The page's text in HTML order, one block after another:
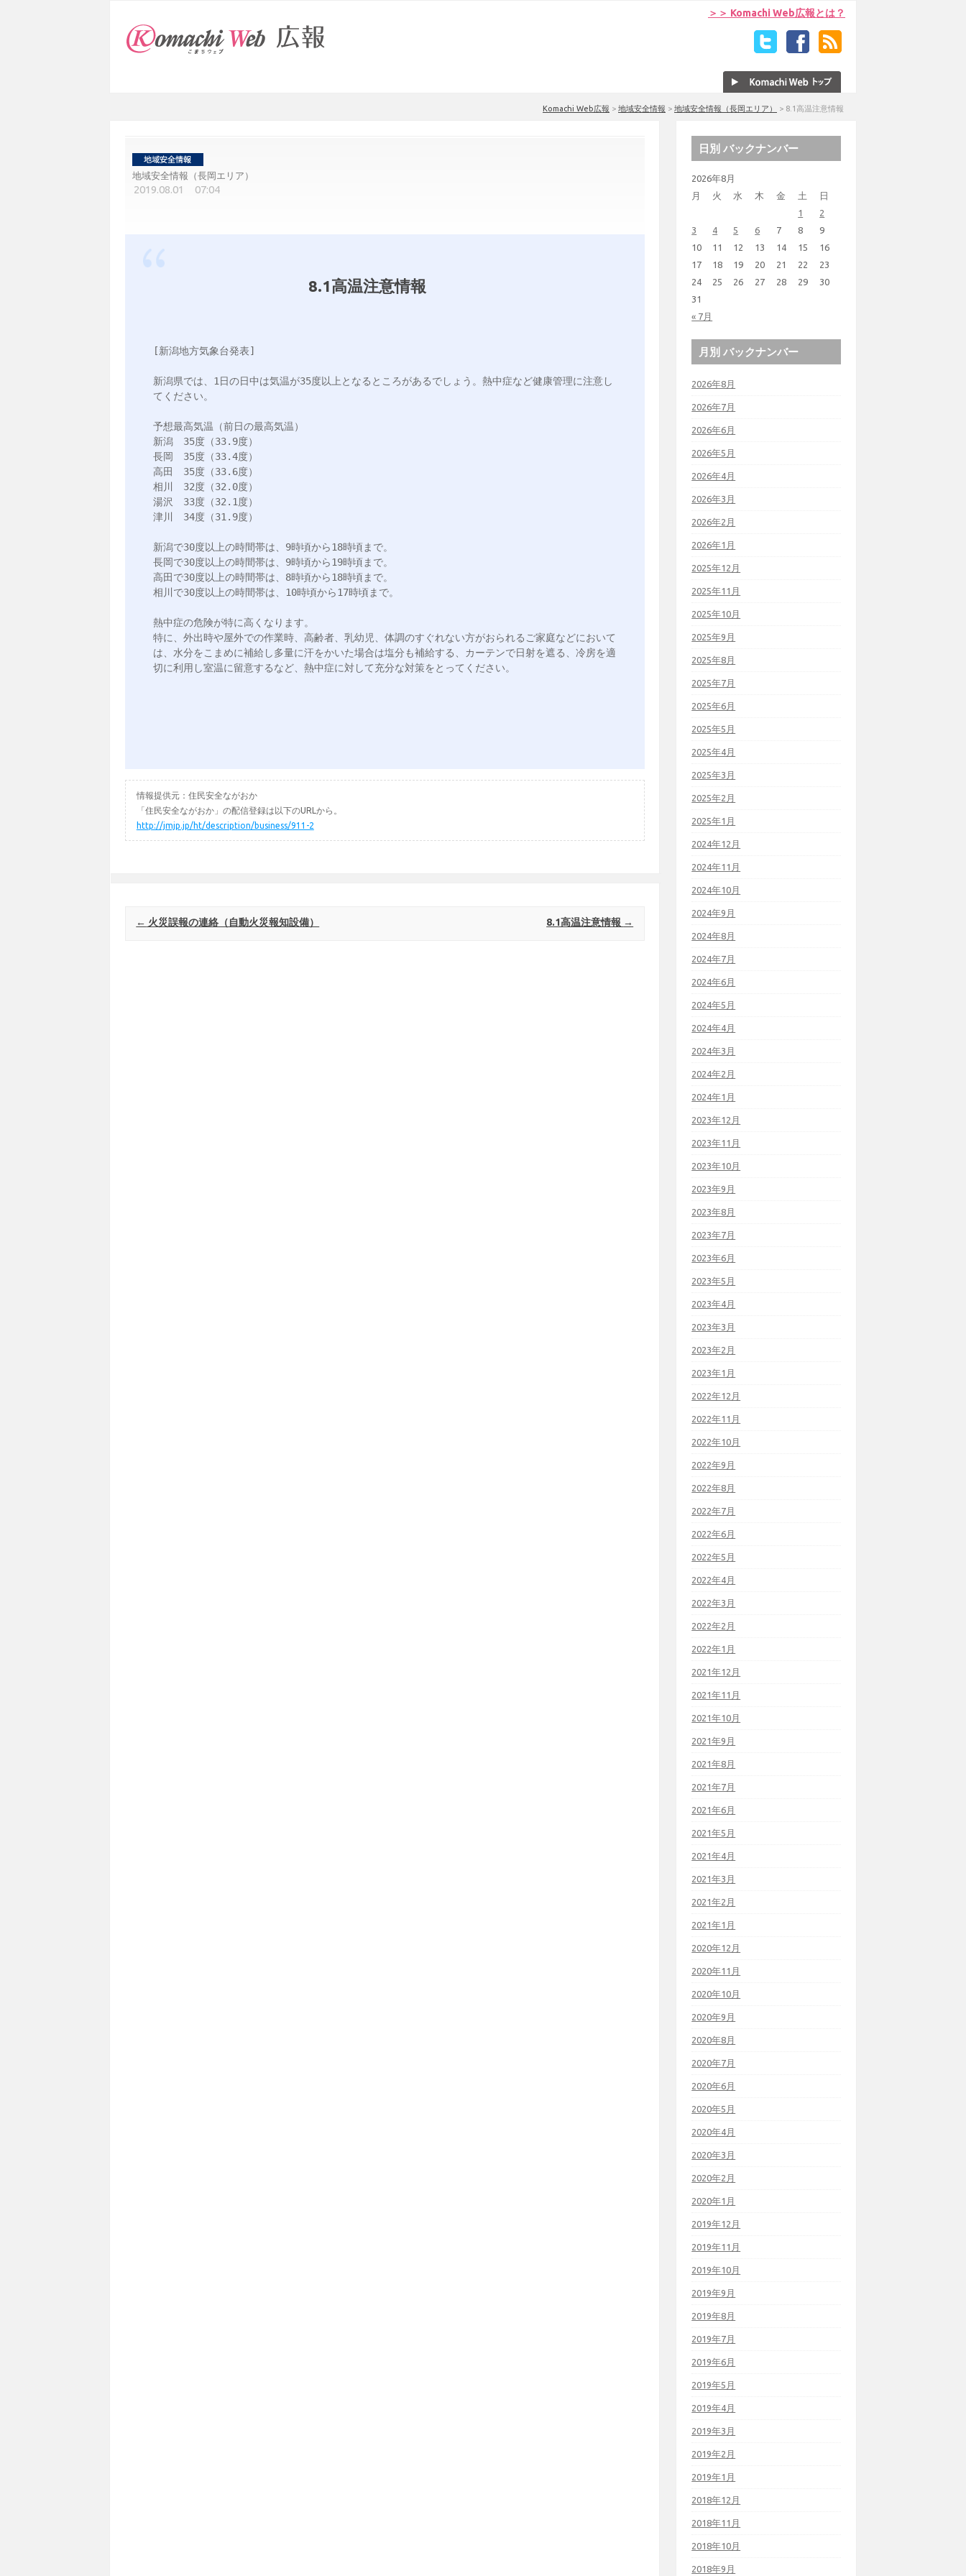
＞＞ Komachi Web広報とは？
Komachi Web広報 > 地域安全情報 > 地域安全情報（長岡エリア） > 8.1高温注意情報
地域安全情報（長岡エリア）
2019.08.01 07:04
8.1高温注意情報
[新潟地方気象台発表]
新潟県では、1日の日中は気温が35度以上となるところがあるでしょう。熱中症など健康管理に注意し
てください。
予想最高気温（前日の最高気温）
新潟　35度（33.9度）
長岡　35度（33.4度）
高田　35度（33.6度）
相川　32度（32.0度）
湯沢　33度（32.1度）
津川　34度（31.9度）
新潟で30度以上の時間帯は、9時頃から18時頃まで。
長岡で30度以上の時間帯は、9時頃から19時頃まで。
高田で30度以上の時間帯は、8時頃から18時頃まで。
相川で30度以上の時間帯は、10時頃から17時頃まで。
熱中症の危険が特に高くなります。
特に、外出時や屋外での作業時、高齢者、乳幼児、体調のすぐれない方がおられるご家庭などにおいて
は、水分をこまめに補給し多量に汗をかいた場合は塩分も補給する、カーテンで日射を遮る、冷房を適
切に利用し室温に留意するなど、熱中症に対して充分な対策をとってください。
情報提供元：住民安全ながおか
「住民安全ながおか」の配信登録は以下のURLから。
http://jmjp.jp/ht/description/business/911-2
Post navigation
← 火災誤報の連絡（自動火災報知設備） 8.1高温注意情報 →
日別 バックナンバー
2026年8月
月
火 水 木 金 土 日
« 7月
1
2
3
4 5 6 7 8
9
10
11 12 13 14 15
16
17
18 19 20 21 22
23
24
25 26 27 28 29
30
31
月別 バックナンバー
2026年8月
2026年7月
2026年6月
2026年5月
2026年4月
2026年3月
2026年2月
2026年1月
2025年12月
2025年11月
2025年10月
2025年9月
2025年8月
2025年7月
2025年6月
2025年5月
2025年4月
2025年3月
2025年2月
2025年1月
2024年12月
2024年11月
2024年10月
2024年9月
2024年8月
2024年7月
2024年6月
2024年5月
2024年4月
2024年3月
2024年2月
2024年1月
2023年12月
2023年11月
2023年10月
2023年9月
2023年8月
2023年7月
2023年6月
2023年5月
2023年4月
2023年3月
2023年2月
2023年1月
2022年12月
2022年11月
2022年10月
2022年9月
2022年8月
2022年7月
2022年6月
2022年5月
2022年4月
2022年3月
2022年2月
2022年1月
2021年12月
2021年11月
2021年10月
2021年9月
2021年8月
2021年7月
2021年6月
2021年5月
2021年4月
2021年3月
2021年2月
2021年1月
2020年12月
2020年11月
2020年10月
2020年9月
2020年8月
2020年7月
2020年6月
2020年5月
2020年4月
2020年3月
2020年2月
2020年1月
2019年12月
2019年11月
2019年10月
2019年9月
2019年8月
2019年7月
2019年6月
2019年5月
2019年4月
2019年3月
2019年2月
2019年1月
2018年12月
2018年11月
2018年10月
2018年9月